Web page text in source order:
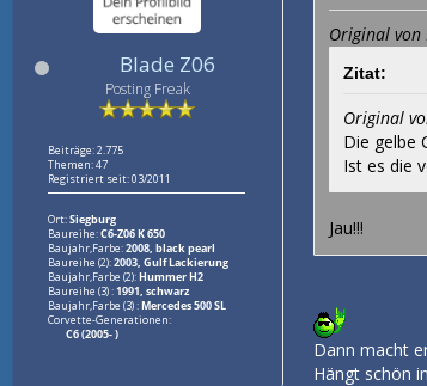
Blade Z06
Posting Freak
Beiträge: 2.775
Themen: 47
Registriert seit: 03/2011
Ort:Siegburg
Baureihe:C6-Z06 K 650
Baujahr,Farbe:2008, black pearl
Baureihe (2):2003, Gulf Lackierung
Baujahr,Farbe (2):Hummer H2
Baureihe (3) :1991, schwarz
Baujahr,Farbe (3) :Mercedes 500 SL
Corvette-Generationen:
C6 (2005- )
Original von
Zitat:
Original
Die gelbe
Ist es die
Jau!!!
Dann macht
Hängt schön